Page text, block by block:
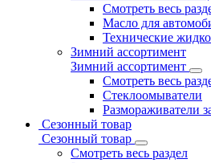
Смотреть весь
Масло для
Технические
Зимний ассортимент
Зимний ассортимент
Смотреть весь
Стеклоомыватели
Размораживатели
Сезонный товар
Сезонный товар
Смотреть весь раздел